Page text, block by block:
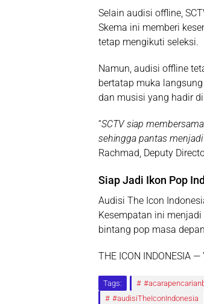
Selain audisi offline,
Skema ini memberi
tetap mengikuti seleksi.
Namun, audisi offline
bertatap muka
dan musisi yang hadir
“SCTV siap
sehingga pantas
Rachmad, Deputy
Siap Jadi Ikon Pop
Audisi The Icon
Kesempatan ini
bintang pop masa
THE ICON INDONESIA
Tags:
#audisiTheIconIndonesia